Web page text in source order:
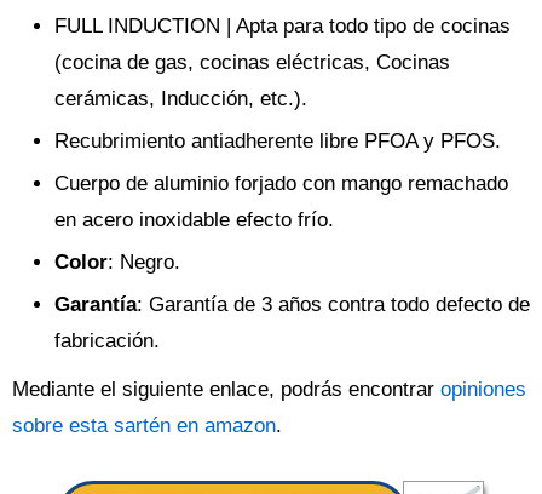
FULL INDUCTION | Apta para todo tipo de cocinas
(cocina de gas, cocinas eléctricas, Cocinas
cerámicas, Inducción, etc.).
Recubrimiento antiadherente libre PFOA y PFOS.
Cuerpo de aluminio forjado con mango remachado
en acero inoxidable efecto frío.
Color: Negro.
Garantía: Garantía de 3 años contra todo defecto de
fabricación.
Mediante el siguiente enlace, podrás encontrar opiniones
sobre esta sartén en amazon.